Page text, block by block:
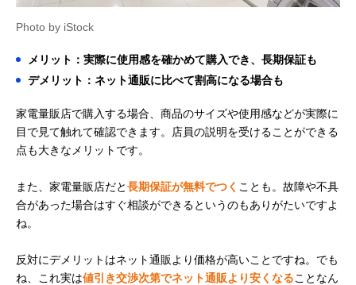
Photo by iStock
メリット：実際に使用感を確かめて購入でき、長期保証も
デメリット：ネット通販に比べて割高になる場合も
家電量販店で購入する場合、商品のサイズや使用感などが実際に
目で見て触れて確認できます。店員の説明を受けることができる
点も大きなメリットです。
また、家電量販店だと長期保証が無料でつく ことも。故障や不具
合があった場合はすぐ相談ができるというのもありがたいですよ
ね。
反対にデメリットはネット通販より価格が高いことですね。でも
ね、これ実は値引き交渉次第でネット通販より安くなることなん